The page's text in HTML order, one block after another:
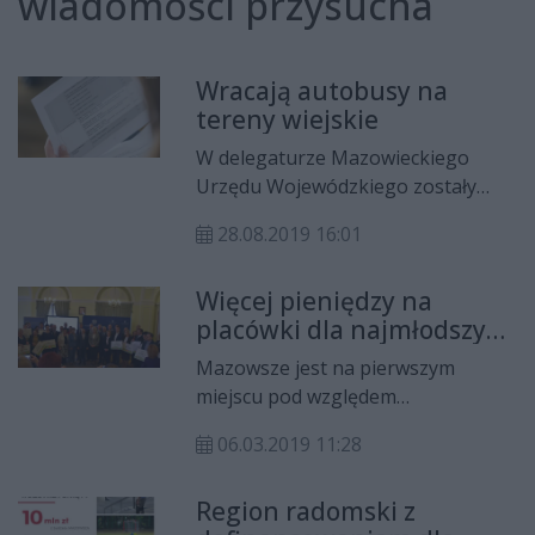
Wracają autobusy na
tereny wiejskie
W delegaturze Mazowieckiego
Urzędu Wojewódzkiego zostały
rządowego programu PiS
wykluczenia, czyli odtworzenia tras
w ramach Funduszu Rozwoju
Przewozów Autobusowych.
Program, to jeden z filarów tzw.
piątki PiS.
28.08.2019 16:01
Więcej pieniędzy na
placówki dla najmłodszych
i seniorów
Mazowsze jest na pierwszym
miejscu pod względem
programu „Maluch+” w tej edycji. –
województwa mazowieckiego na
06.03.2019 11:28
Region radomski z